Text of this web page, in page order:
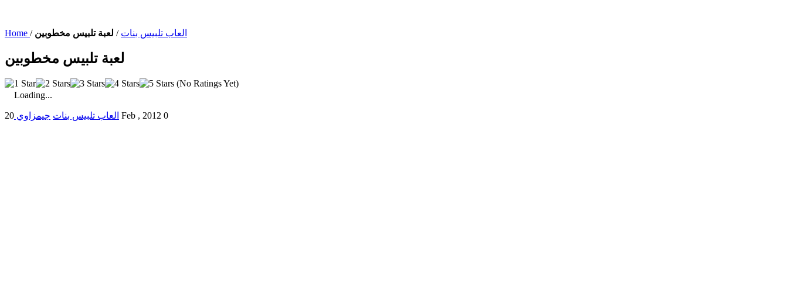
Home / العاب تلبيس بنات / لعبة تلبيس مخطوبين
لعبة تلبيس مخطوبين
(No Ratings Yet)
Loading...
العاب تلبيس بنات جيمزاوي 20 Feb , 2012 0